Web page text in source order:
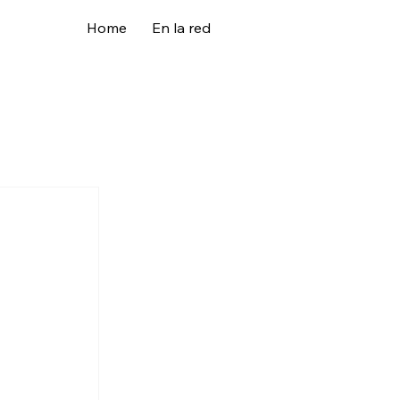
Home En la red